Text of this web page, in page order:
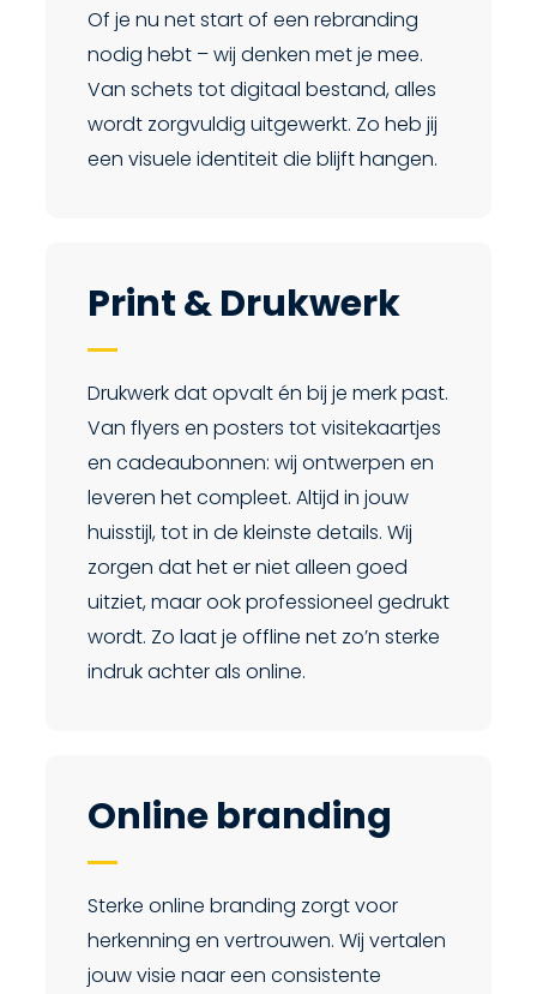
Of je nu net start of een rebranding
nodig hebt – wij denken met je mee.
Van schets tot digitaal bestand, alles
wordt zorgvuldig uitgewerkt. Zo heb jij
een visuele identiteit die blijft hangen.
Print & Drukwerk
Drukwerk dat opvalt én bij je merk past.
Van flyers en posters tot visitekaartjes
en cadeaubonnen: wij ontwerpen en
leveren het compleet. Altijd in jouw
huisstijl, tot in de kleinste details. Wij
zorgen dat het er niet alleen goed
uitziet, maar ook professioneel gedrukt
wordt. Zo laat je offline net zo’n sterke
indruk achter als online.
Online branding
Sterke online branding zorgt voor
herkenning en vertrouwen. Wij vertalen
jouw visie naar een consistente